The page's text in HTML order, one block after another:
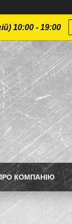
10:00 - 19:00
КОМПАНІЮ